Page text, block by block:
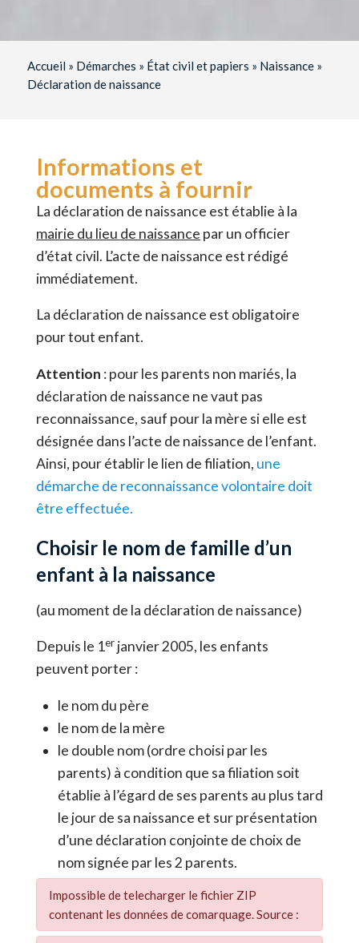
Accueil » Démarches » État civil et papiers » Naissance»
Déclaration de naissance
Informations et
documents à fournir
La déclaration de naissance est établie à la
mairie du lieu de naissance par un officier
d’état civil. L’acte de naissance est rédigé
immédiatement.
La déclaration de naissance est obligatoire
pour tout enfant.
Attention : pour les parents non mariés, la
déclaration de naissance ne vaut pas
reconnaissance, sauf pour la mère si elle est
désignée dans l’acte de naissance de l’enfant.
Ainsi, pour établir le lien de filiation, une
démarche de reconnaissance volontaire doit
être effectuée.
Choisir le nom de famille d’un
enfant à la naissance
(au moment de la déclaration de naissance)
Depuis le 1er janvier 2005, les enfants
peuvent porter :
le nom du père
le nom de la mère
le double nom (ordre choisi par les
parents) à condition que sa filiation soit
établie à l’égard de ses parents au plus tard
le jour de sa naissance et sur présentation
d’une déclaration conjointe de choix de
nom signée par les 2 parents.
Impossible de telecharger le fichier ZIP
contenant les données de comarquage. Source :